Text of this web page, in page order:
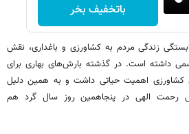
باتخفیف بخر
زندگی مردم به کشاورزی و باغداری، نقش
داشته است. در گذشته بارش‌های بهاری برای
کشاورزی اهمیت حیاتی داشت و به همین دلیل
رحمت الهی در پنجاهمین روز سال گرد هم